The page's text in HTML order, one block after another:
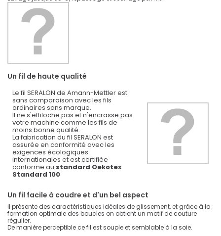
Un fil de haute qualité
Le fil SERALON de Amann-Mettler est
sans comparaison avec les fils
ordinaires sans marque.
Il ne s'effiloche pas et n'encrasse pas
votre machine comme les fils de
moins bonne qualité.
La fabrication du fil SERALON est
assurée en conformité avec les
exigences écologiques
internationales et est certifiée
conforme au standard Oekotex
Standard 100
Un fil facile à coudre et d'un bel aspect
Il présente des caractéristiques idéales de glissement, et grâce à la
formation optimale des boucles on obtient un motif de couture
régulier.
De manière perceptible ce fil est souple et semblable à la soie.